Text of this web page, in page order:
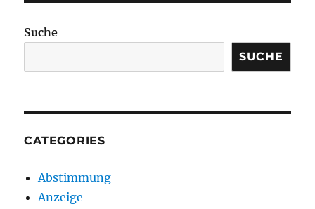
Suche
SUCHE
CATEGORIES
Abstimmung
Anzeige